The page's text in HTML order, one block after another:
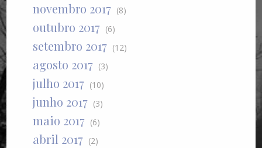
novembro 2017 (8)
outubro 2017 (6)
setembro 2017 (12)
agosto 2017 (3)
julho 2017 (10)
junho 2017 (3)
maio 2017 (6)
abril 2017 (2)